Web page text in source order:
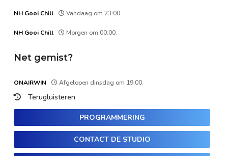
NH Gooi Chill Vandaag om 23:00.
NH Gooi Chill Morgen om 00:00.
Net gemist?
ONAIRWIN Afgelopen dinsdag om 19:00.
Terugluisteren
PROGRAMMERING
CONTACT DE STUDIO